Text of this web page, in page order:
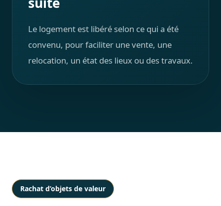
Le logement est libéré selon ce qui a été
convenu, pour faciliter une vente, une
relocation, un état des lieux ou des travaux.
Rachat d’objets de valeur